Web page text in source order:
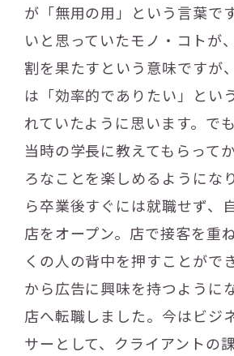
が「無用の用」という言葉で
いと思っていたモノ・コトが
割を果たすという意味ですが
は「効率的でありたい」とい
れていたように思います。で
当時の学長に教えてもらって
ろなことを楽しめるようにな
ら卒業後すぐには就職せず、
店をオープン。店で接客を重
くの人の背中を押すことがで
から広告に興味を持つように
店へ転職しました。今はビジ
サーとして、クライアントの